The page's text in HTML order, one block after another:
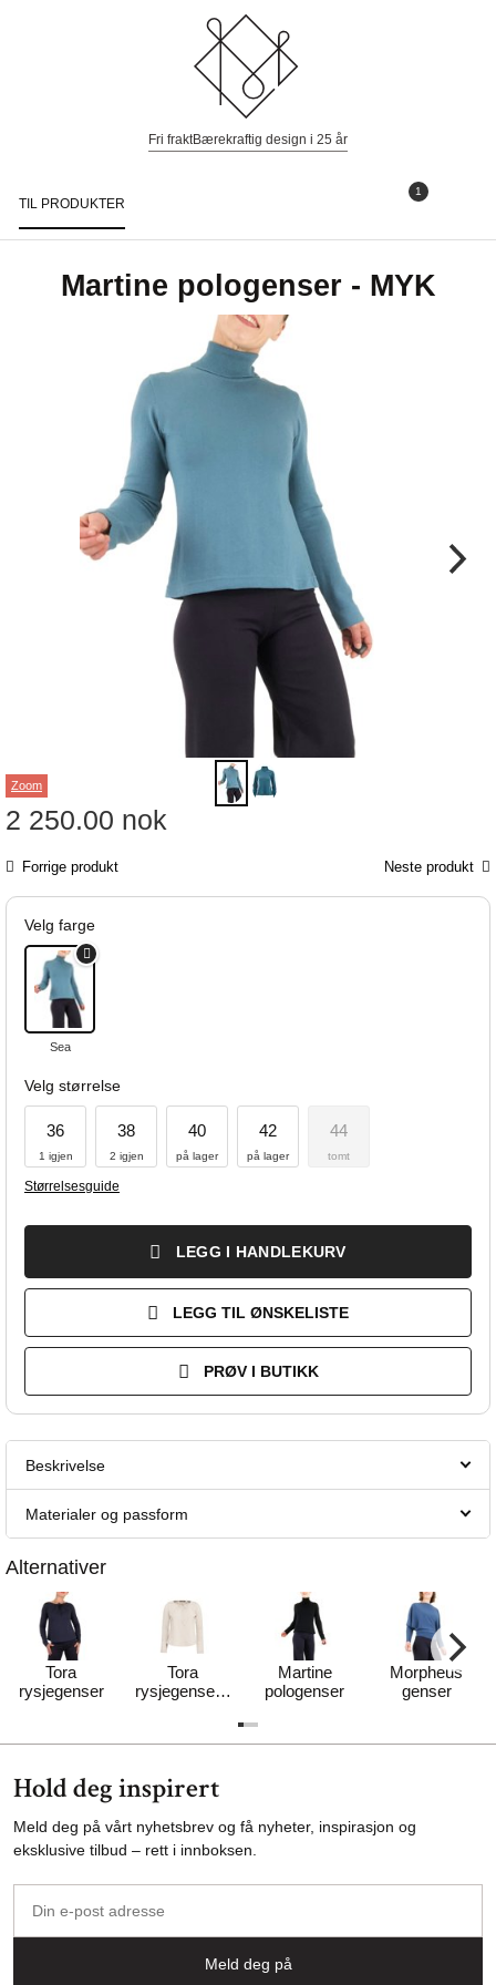
Fri fraktBærekraftig design i 25 år
1
TIL PRODUKTER
Martine pologenser - MYK
Zoom
2 250.00 nok
Forrige produkt Neste produkt
Velg farge
Sea
Velg størrelse
36
1 igjen
38
2 igjen
40
på lager
42
på lager
44
tomt
Størrelsesguide
LEGG I HANDLEKURV
LEGG TIL ØNSKELISTE
PRØV I BUTIKK
Beskrivelse
Materialer og passform
Alternativer
Tora
rysjegenser
Tora
rysjegenser -
Martine
pologenser
Morpheus
genser
Hold deg inspirert
Meld deg på vårt nyhetsbrev og få nyheter, inspirasjon og
eksklusive tilbud – rett i innboksen.
post
Meld deg på